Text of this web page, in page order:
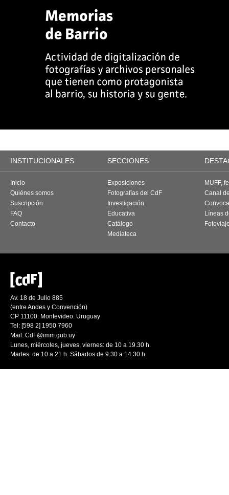
INSTITUCIONALES SECCIONES
Inicio
Quiénes somos
Suscripción
FAQ
Contacto
Exposiciones
Fotografías del CdF
Investigación
Educativa
Catálogo
Mediateca
MUFF,
Canal
Líneas
Av. 18 de Julio 885
(entre Andes y Convención)
CP 11100. Montevideo. Uruguay
Tel: [598 2] 1950 7960
Mail: CdF@imm.gub.uy
Lunes, miércoles, jueves, viernes: de 10 a 19.30 h.
Martes: de 10 a 21 h. Sábados de 9.30 a 14.30 h.